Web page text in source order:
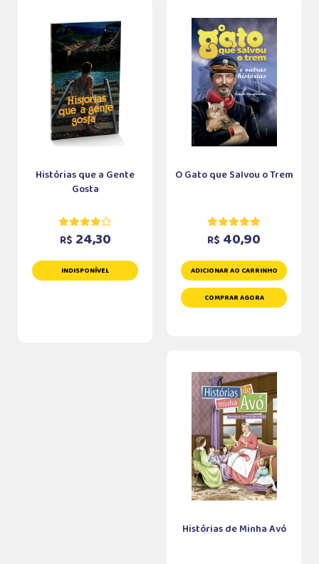
Histórias que a Gente
Gosta
R$ 24,30
INDISPONÍVEL
O Gato que Salvou o Trem
R$ 40,90
ADICIONAR AO CARRINHO
COMPRAR AGORA
Histórias de Minha Avó